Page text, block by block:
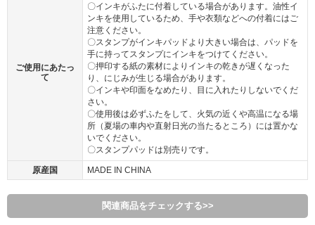
ご使用にあたっ
て
〇インキがふたに付着している場合があります。油性イ
ンキを使用しているため、手や衣類などへの付着にはご
注意ください。
〇スタンプがインキパッドより大きい場合は、パッドを
手に持ってスタンプにインキをつけてください。
〇押印する紙の素材によりインキの乾きが遅くなった
り、にじみが生じる場合があります。
〇インキや印面をなめたり、目に入れたりしないでくだ
さい。
〇使用後は必ずふたをして、火気の近くや高温になる場
所（夏場の車内や直射日光の当たるところ）には置かな
いでください。
〇スタンプパッドは別売りです。
原産国 MADE IN CHINA
関連商品をチェックする>>